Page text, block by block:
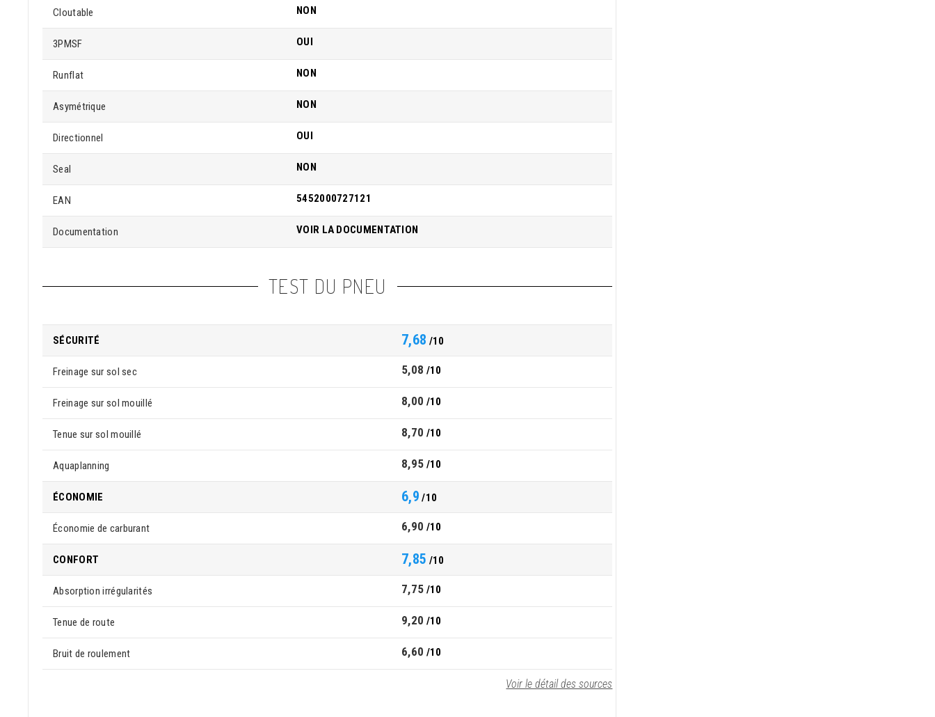
Cloutable NON
3PMSF OUI
Runflat NON
Asymétrique NON
Directionnel OUI
Seal NON
EAN 5452000727121
Documentation VOIR LA DOCUMENTATION
TEST DU PNEU
SÉCURITÉ 7,68 /10
Freinage sur sol sec 5,08 /10
Freinage sur sol mouillé 8,00 /10
Tenue sur sol mouillé 8,70 /10
Aquaplanning 8,95 /10
ÉCONOMIE 6,9 /10
Économie de carburant 6,90 /10
CONFORT 7,85 /10
Absorption irrégularités 7,75 /10
Tenue de route 9,20 /10
Bruit de roulement 6,60 /10
Voir le détail des sources